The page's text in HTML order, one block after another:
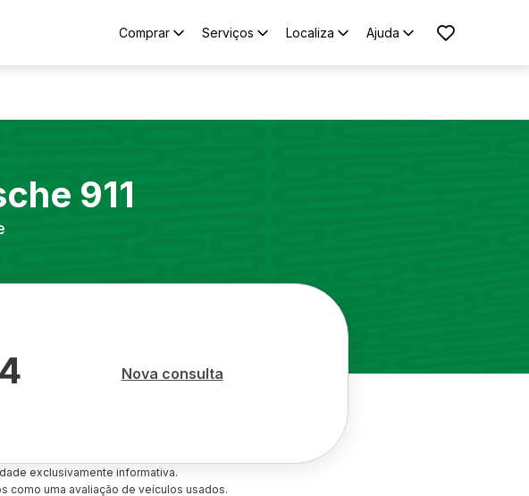
Comprar Serviços Localiza Ajuda
911
Nova consulta
exclusivamente informativa.
como uma avaliação de veículos usados.